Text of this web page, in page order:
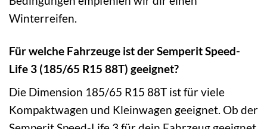
Winterreifen.
Für welche Fahrzeuge ist der Semperit Speed-
Life 3 (185/65 R15 88T) geeignet?
Die Dimension 185/65 R15 88T ist für viele
Kompaktwagen und Kleinwagen geeignet. Ob der